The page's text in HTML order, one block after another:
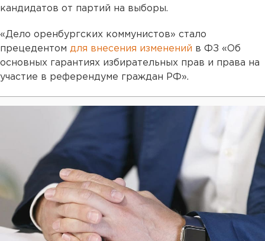
кандидатов от партий на выборы.
«Дело оренбургских коммунистов» стало
прецедентом для внесения изменений в ФЗ «Об
основных гарантиях избирательных прав и права на
участие в референдуме граждан РФ».